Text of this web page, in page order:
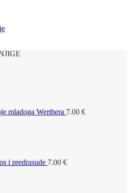
mladoga Werthera 7.00 €
i predrasude 7.00 €